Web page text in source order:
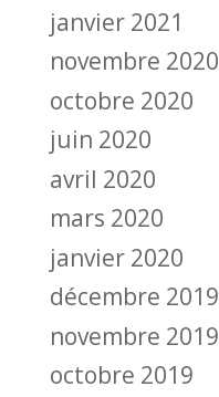
janvier 2021
novembre 2020
octobre 2020
juin 2020
avril 2020
mars 2020
janvier 2020
décembre 2019
novembre 2019
octobre 2019